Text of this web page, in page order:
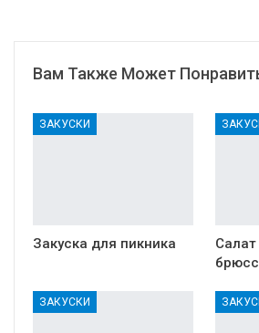
Вам Также Может
ЗАКУСКИ
Закуска для пикника
ЗАКУСКИ